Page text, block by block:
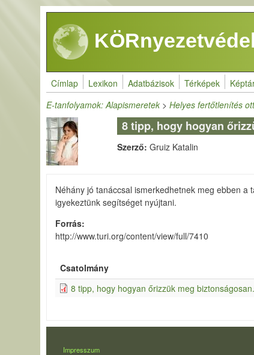
Ugrás a tartalomra
Címlap Lexikon Adatbázisok Térképek
E-tanfolyamok: Alapismeretek >Helyes fertőtlenítés
8 tipp, hogy hogyan
Szerző:Gruiz Katalin
Néhány jó tanáccsal ismerkedhetnek meg ebben
igyekeztünk segítséget nyújtani.
Forrás
http://www.turi.org/content/view/full/7410
Csatolmány
8 tipp, hogy hogyan őrizzük meg
LÁBLÉC
Impresszum